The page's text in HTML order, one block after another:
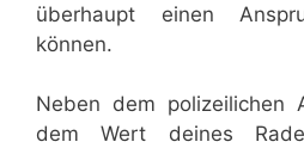
überhaupt einen
können.
Neben dem polizeilichen
dem Wert deines